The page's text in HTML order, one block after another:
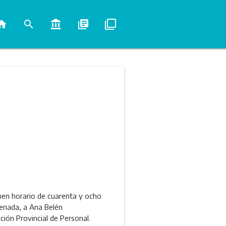
search account_balance library_books filter_none
horario de cuarenta y ocho
a Ana Belén
Provincial de Personal.